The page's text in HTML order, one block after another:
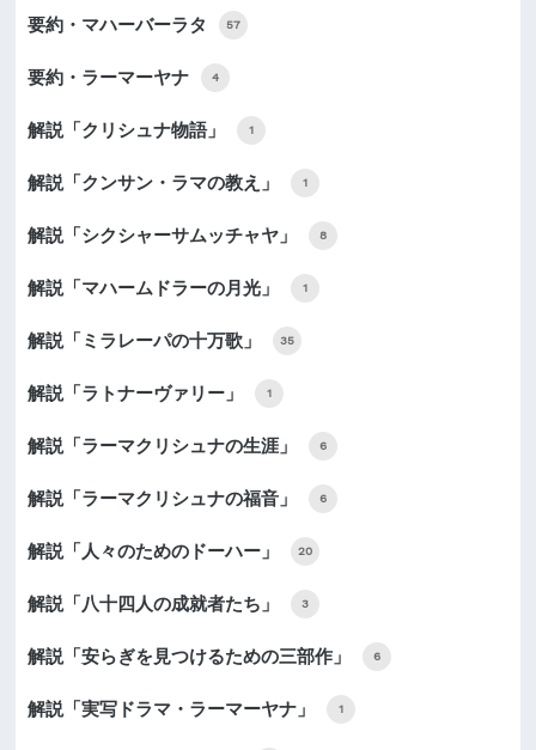
要約・マハーバーラタ 57
要約・ラーマーヤナ 4
解説「クリシュナ物語」 1
解説「クンサン・ラマの教え」 1
解説「シクシャーサムッチャヤ」 8
解説「マハームドラーの月光」 1
解説「ミラレーパの十万歌」 35
解説「ラトナーヴァリー」 1
解説「ラーマクリシュナの生涯」 6
解説「ラーマクリシュナの福音」 6
解説「人々のためのドーハー」 20
解説「八十四人の成就者たち」 3
解説「安らぎを見つけるための三部作」 6
解説「実写ドラマ・ラーマーヤナ」 1